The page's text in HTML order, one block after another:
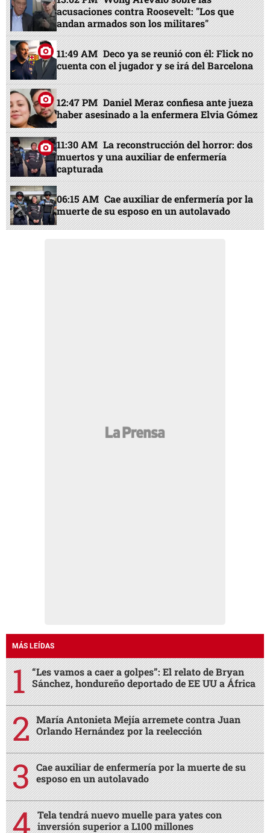
acusaciones contra Roosevelt: "Los que
andan armados son los militares"
11:49 AM Deco ya se reunió con él: Flick no
cuenta con el jugador y se irá del Barcelona
12:47 PM Daniel Meraz confiesa ante jueza
haber asesinado a la enfermera Elvia Gómez
11:30 AM La reconstrucción del horror: dos
muertos y una auxiliar de enfermería
capturada
06:15 AM Cae auxiliar de enfermería por la
muerte de su esposo en un autolavado
MÁS LEÍDAS
“Les vamos a caer a golpes”: El relato de Bryan
Sánchez, hondureño deportado de EE UU a África
María Antonieta Mejía arremete contra Juan
Orlando Hernández por la reelección
Cae auxiliar de enfermería por la muerte de su
esposo en un autolavado
Tela tendrá nuevo muelle para yates con
inversión superior a L100 millones